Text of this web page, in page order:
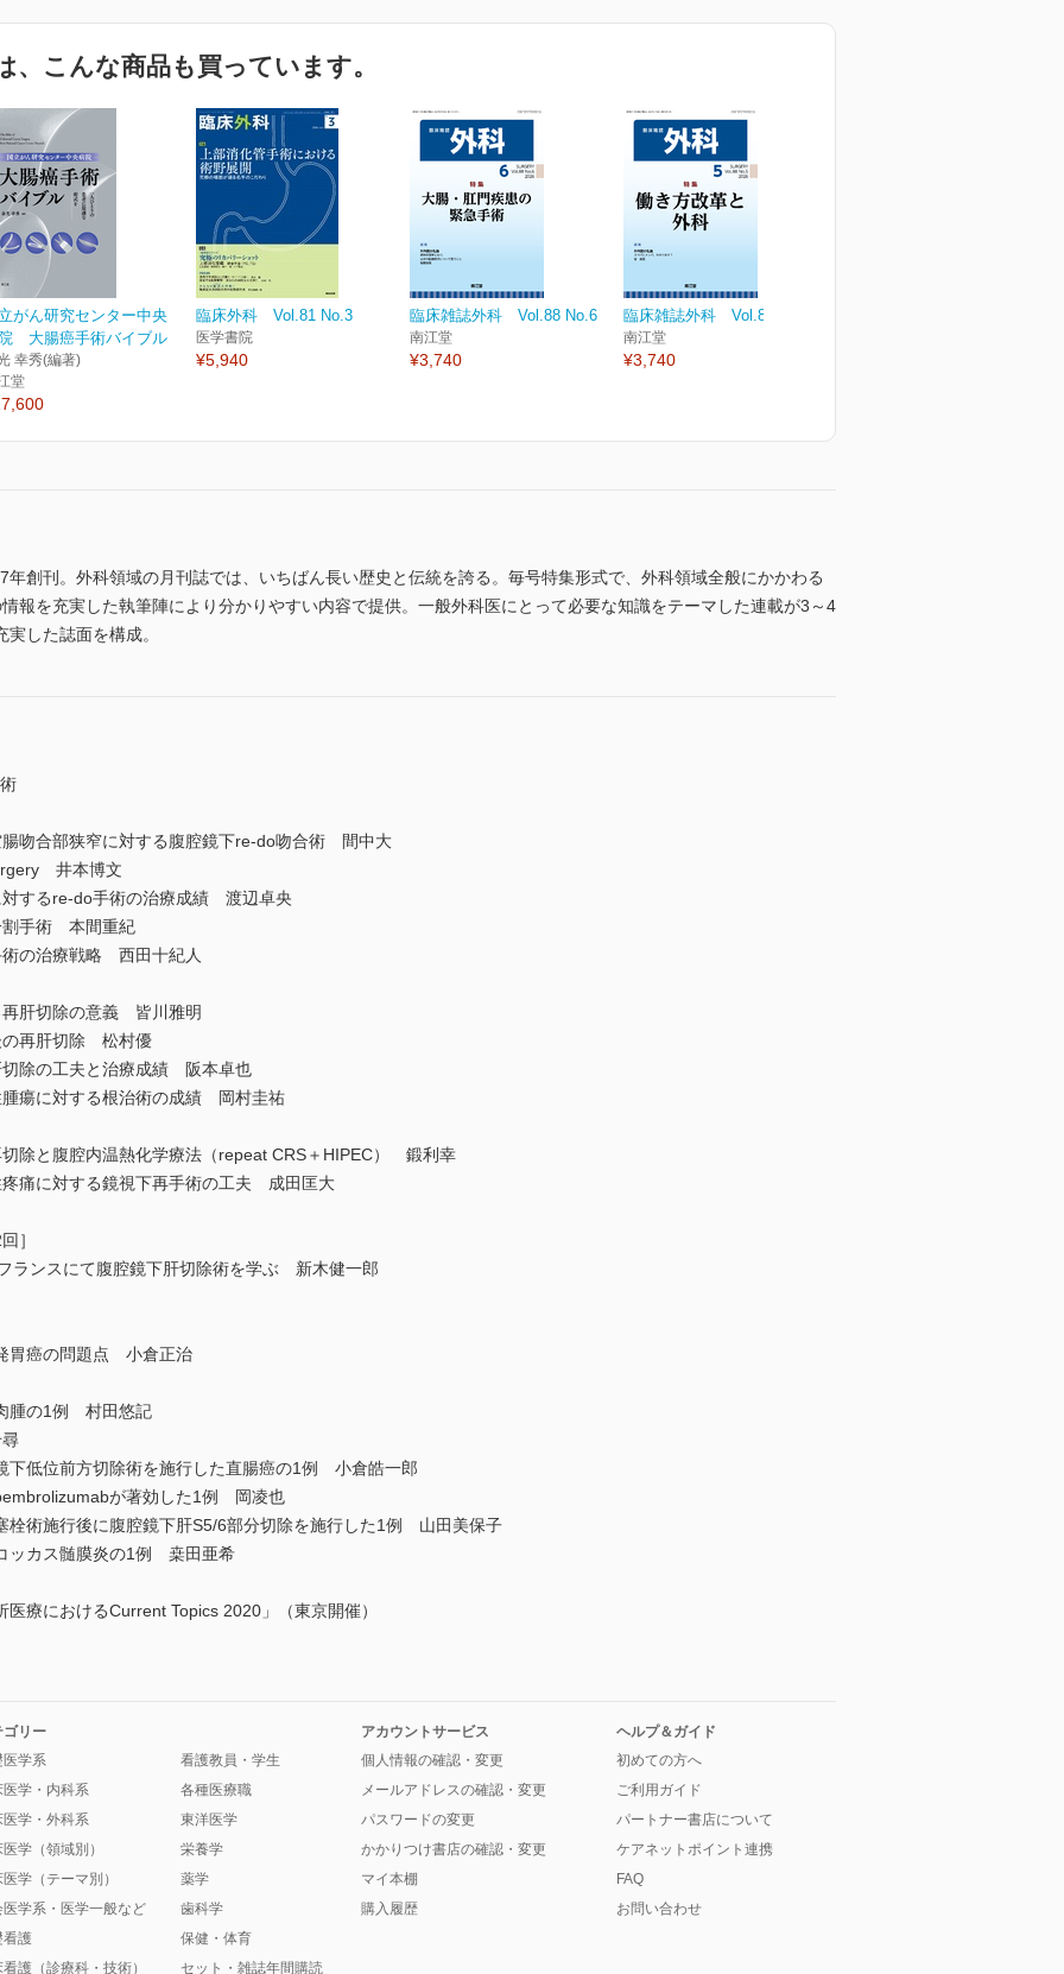
、こんな商品も買っています。
がん研究センター中央
大腸癌手術バイブル
幸秀(編著)
堂
臨床外科 Vol.81 No.3
医学書院
¥5,940
臨床雑誌外科 Vol.88 No.6
南江堂
¥3,740
臨床雑誌外科 Vol.88 No.5
南江堂
¥3,740
創刊。外科領域の月刊誌では、いちばん長い歴史と伝統を誇る。毎号特集形式で、外科領域全般にかかわる
報を充実した執筆陣により分かりやすい内容で提供。一般外科医にとって必要な知識をテーマした連載が3～4
した誌面を構成。
吻合部狭窄に対する腹腔鏡下re-do吻合術 間中大
井本博文
するre-do手術の治療成績 渡辺卓央
手術 本間重紀
の治療戦略 西田十紀人
肝切除の意義 皆川雅明
再肝切除 松村優
除の工夫と治療成績 阪本卓也
瘍に対する根治術の成績 岡村圭祐
除と腹腔内温熱化学療法（repeat CRS＋HIPEC） 鍛利幸
痛に対する鏡視下再手術の工夫 成田匡大
］
ンスにて腹腔鏡下肝切除術を学ぶ 新木健一郎
胃癌の問題点 小倉正治
腫の1例 村田悠記
低位前方切除術を施行した直腸癌の1例 小倉皓一郎
が著効した1例 岡凌也
術施行後に腹腔鏡下肝S5/6部分切除を施行した1例 山田美保子
ッカス髄膜炎の1例 桒田亜希
療におけるCurrent Topics 2020」（東京開催）
ゴリー
医学系
医学・内科系
医学・外科系
学（領域別）
学（テーマ別）
医学系・医学一般など
看護
護（診療科・技術）
看護教員・学生
各種医療職
東洋医学
栄養学
薬学
歯科学
保健・体育
セット・雑誌年間購読
アカウントサービス
個人情報の確認・変更
メールアドレスの確認・変更
パスワードの変更
かかりつけ書店の確認・変更
マイ本棚
購入履歴
ヘルプ＆ガイド
初めての方へ
ご利用ガイド
パートナー書店について
ケアネットポイント連携
FAQ
お問い合わせ